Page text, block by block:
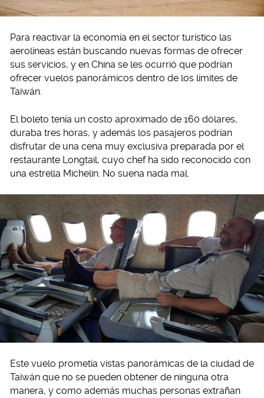
Para reactivar la economía en el sector turístico las
aerolíneas están buscando nuevas formas de ofrecer
sus servicios, y en China se les ocurrió que podrían
ofrecer vuelos panorámicos dentro de los límites de
Taiwán.
El boleto tenía un costo aproximado de 160 dólares,
duraba tres horas, y además los pasajeros podrían
disfrutar de una cena muy exclusiva preparada por el
restaurante Longtail, cuyo chef ha sido reconocido con
una estrella Michelin. No suena nada mal.
Este vuelo prometía vistas panorámicas de la ciudad de
Taiwán que no se pueden obtener de ninguna otra
manera, y como además muchas personas extrañan